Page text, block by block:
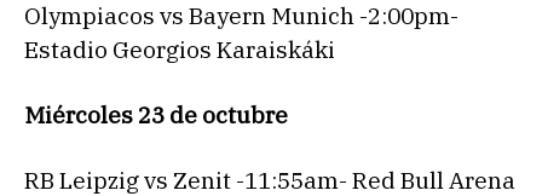
Olympiacos vs Bayern Munich -2:00pm-
Estadio Georgios Karaiskáki
Miércoles 23 de octubre
RB Leipzig vs Zenit -11:55am- Red Bull Arena